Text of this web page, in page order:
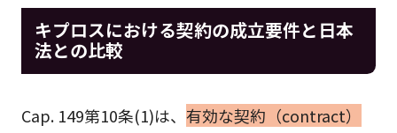
キプロスにおける契約の成立要件と日本
法との比較
Cap. 149第10条(1)は、 有効な契約（contract）